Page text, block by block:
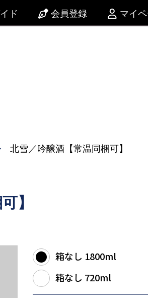
ド 会員登録 マイ
北雪／吟醸酒【常温同梱可】
】
箱なし 1800ml
箱なし 720ml